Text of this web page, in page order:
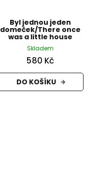
Byl jednou jeden
domeček/There once
was a little house
Skladem
580 Kč
DO KOŠÍKU